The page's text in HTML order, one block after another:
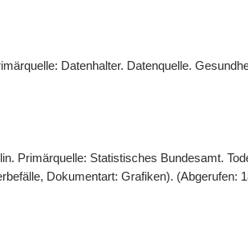
Datenhalter. Datenquelle.
Primärquelle: Statistisches Bundesamt.
Dokumentart: Grafiken). (Abgerufen: